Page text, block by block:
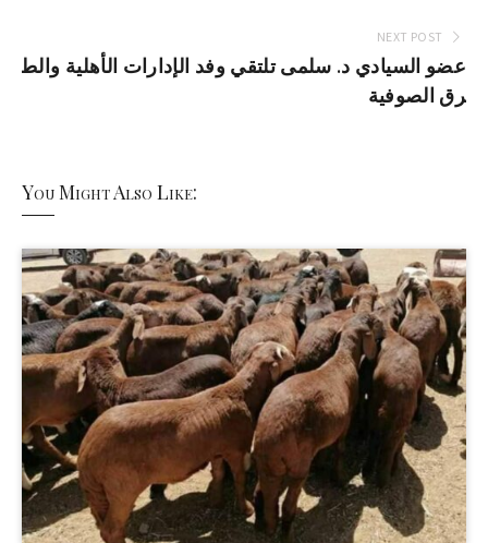
NEXT POST
عضو السيادي د. سلمى تلتقي وفد الإدارات الأهلية والط
رق الصوفية
You Might Also Like: